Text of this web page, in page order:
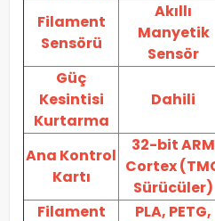
Filament
Sensörü
Akıllı
Manyetik
Sensör
Güç
Kesintisi
Kurtarma
Dahili
Ana Kontrol
Kartı
32-bit ARM
Cortex
Sürücüler)
Filament
PLA, PETG,